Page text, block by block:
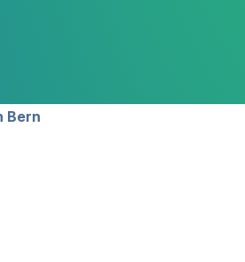
Bern